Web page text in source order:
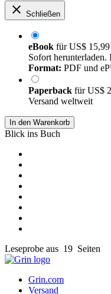
Schließen
eBook fürUS$ 15,99
Sofort
Format: PDF und
Paperback fürUS$
Versand weltweit
In den Warenkorb
Blick ins Buch
Leseprobe aus 19 Seiten
Grin.com
Versand